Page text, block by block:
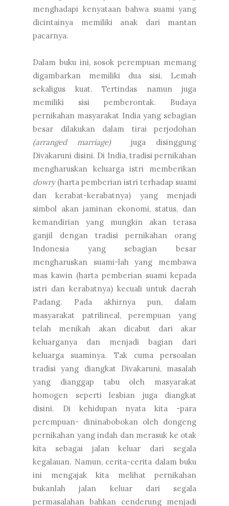
menghadapi kenyataan bahwa suami yang
dicintainya memiliki anak dari mantan
pacarnya.
Dalam buku ini, sosok perempuan memang
digambarkan memiliki dua sisi. Lemah
sekaligus kuat. Tertindas namun juga
memiliki sisi pemberontak. Budaya
pernikahan masyarakat India yang sebagian
besar dilakukan dalam tirai perjodohan
(arranged marriage)juga disinggung
Divakaruni disini. Di India, tradisi pernikahan
mengharuskan keluarga istri memberikan
dowry(harta pemberian istri terhadap suami
dan kerabat-kerabatnya) yang menjadi
simbol akan jaminan ekonomi, status, dan
kemandirian yang mungkin akan terasa
ganjil dengan tradisi pernikahan orang
Indonesia yang sebagian besar
mengharuskan suami-lah yang membawa
mas kawin (harta pemberian suami kepada
istri dan kerabatnya) kecuali untuk daerah
Padang. Pada akhirnya pun, dalam
masyarakat patrilineal, perempuan yang
telah menikah akan dicabut dari akar
keluarganya dan menjadi bagian dari
keluarga suaminya. Tak cuma persoalan
tradisi yang diangkat Divakaruni, masalah
yang dianggap tabu oleh masyarakat
homogen seperti lesbian juga diangkat
disini. Di kehidupan nyata kita -para
perempuan- dininabobokan oleh dongeng
pernikahan yang indah dan merasuk ke otak
kita sebagai jalan keluar dari segala
kegalauan. Namun, cerita-cerita dalam buku
ini mengajak kita melihat pernikahan
bukanlah jalan keluar dari segala
permasalahan bahkan cenderung menjadi